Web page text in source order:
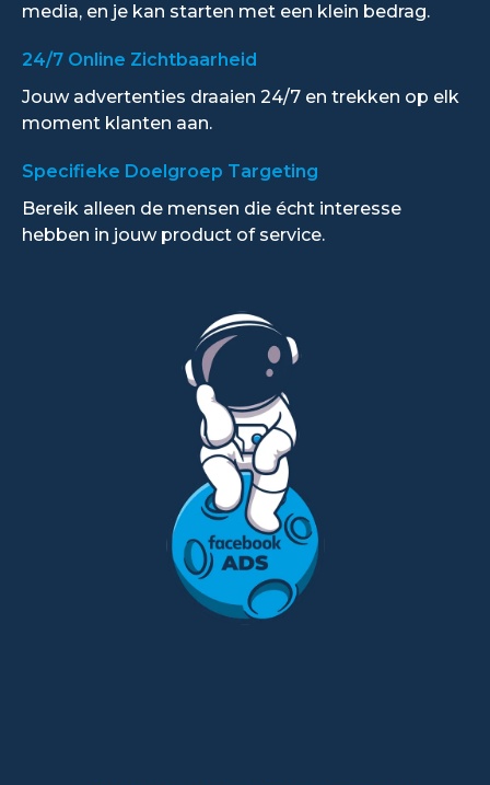
media, en je kan starten met een klein bedrag.
24/7 Online Zichtbaarheid
Jouw advertenties draaien 24/7 en trekken op elk
moment klanten aan.
Specifieke Doelgroep Targeting
Bereik alleen de mensen die écht interesse
hebben in jouw product of service.